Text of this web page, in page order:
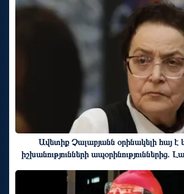
Ավետիք Չալաբյանն օրինակելի հայ է
իշխանությունների ապօրինություններից.